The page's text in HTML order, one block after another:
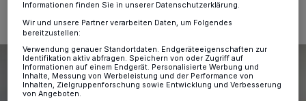
Informationen finden Sie in unserer Datenschutzerklärung.
Wir und unsere Partner verarbeiten Daten, um Folgendes
bereitzustellen:
Verwendung genauer Standortdaten. Endgeräteeigenschaften zur
Identifikation aktiv abfragen. Speichern von oder Zugriff auf
Informationen auf einem Endgerät. Personalisierte Werbung und
Inhalte, Messung von Werbeleistung und der Performance von
Inhalten, Zielgruppenforschung sowie Entwicklung und Verbesserung
von Angeboten.